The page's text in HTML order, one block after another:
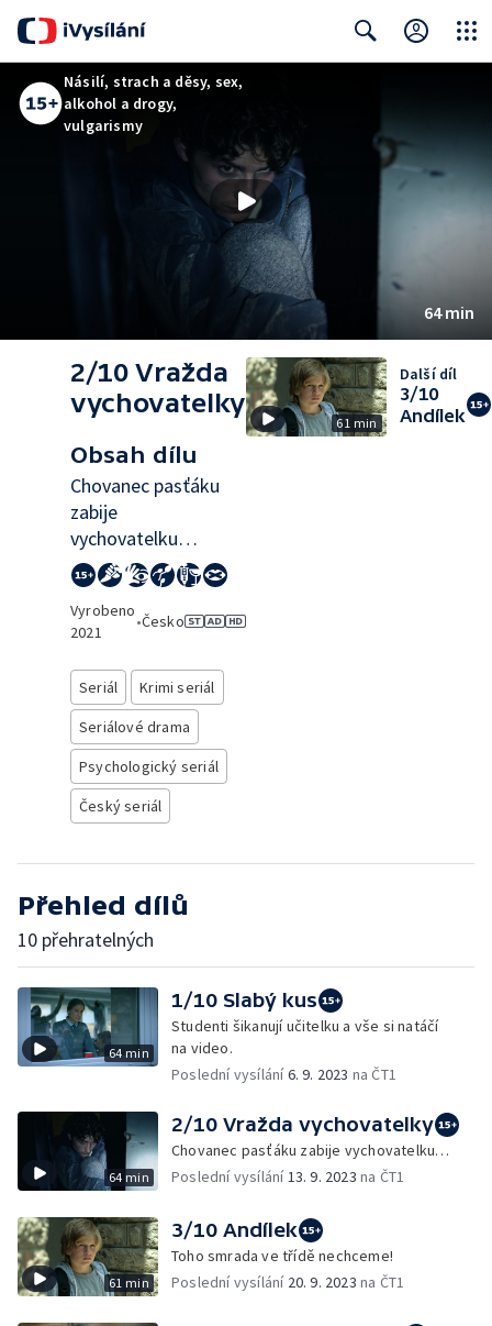
Násilí, strach a děsy, sex,
alkohol a drogy,
vulgarismy
64 min
2/10 Vražda
vychovatelky
Obsah dílu
Chovanec pasťáku
zabije
vychovatelku…
Vyrobeno
2021
•Česko
Seriál
Krimi seriál
Seriálové drama
Psychologický seriál
Český seriál
61 min
Další díl
3/10
Andílek
Přehled dílů
10 přehratelných
64 min
1/10 Slabý kus
Studenti šikanují učitelku a vše si natáčí
na video.
Poslední vysílání6. 9. 2023 na ČT1
64 min
2/10 Vražda vychovatelky
Chovanec pasťáku zabije vychovatelku…
Poslední vysílání13. 9. 2023 na ČT1
61 min
3/10 Andílek
Toho smrada ve třídě nechceme!
Poslední vysílání 20. 9. 2023 na ČT1